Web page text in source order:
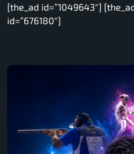
[the_ad id=”1049643″]
id=”676180″]